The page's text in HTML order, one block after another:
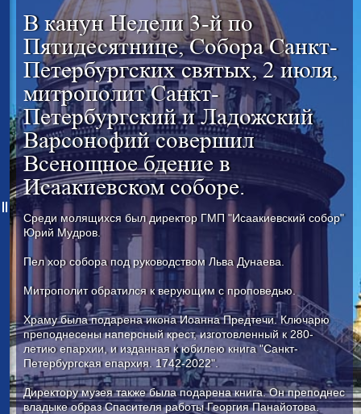
В канун Недели 3-й по
Пятидесятнице, Собора Санкт-
Петербургских святых, 2 июля,
митрополит Санкт-
Петербургский и Ладожский
Варсонофий совершил
Всенощное бдение в
Исаакиевском соборе.
Среди молящихся был директор ГМП "Исаакиевский собор"
Юрий Мудров.
Пел хор собора под руководством Льва Дунаева.
Митрополит обратился к верующим с проповедью.
Храму была подарена икона Иоанна Предтечи. Ключарю
преподнесены наперсный крест, изготовленный к 280-
летию епархии, и изданная к юбилею книга "Санкт-
Петербургская епархия. 1742-2022".
Директору музея также была подарена книга. Он преподнес
владыке образ Спасителя работы Георгия Панайотова.